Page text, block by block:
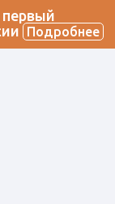
Подробнее